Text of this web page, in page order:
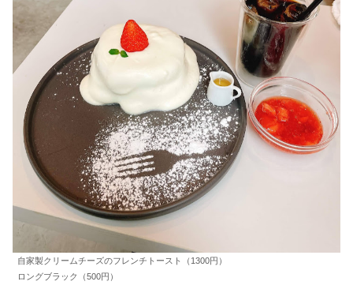
自家製クリームチーズのフレンチトースト（1300円）
ロングブラック（500円）